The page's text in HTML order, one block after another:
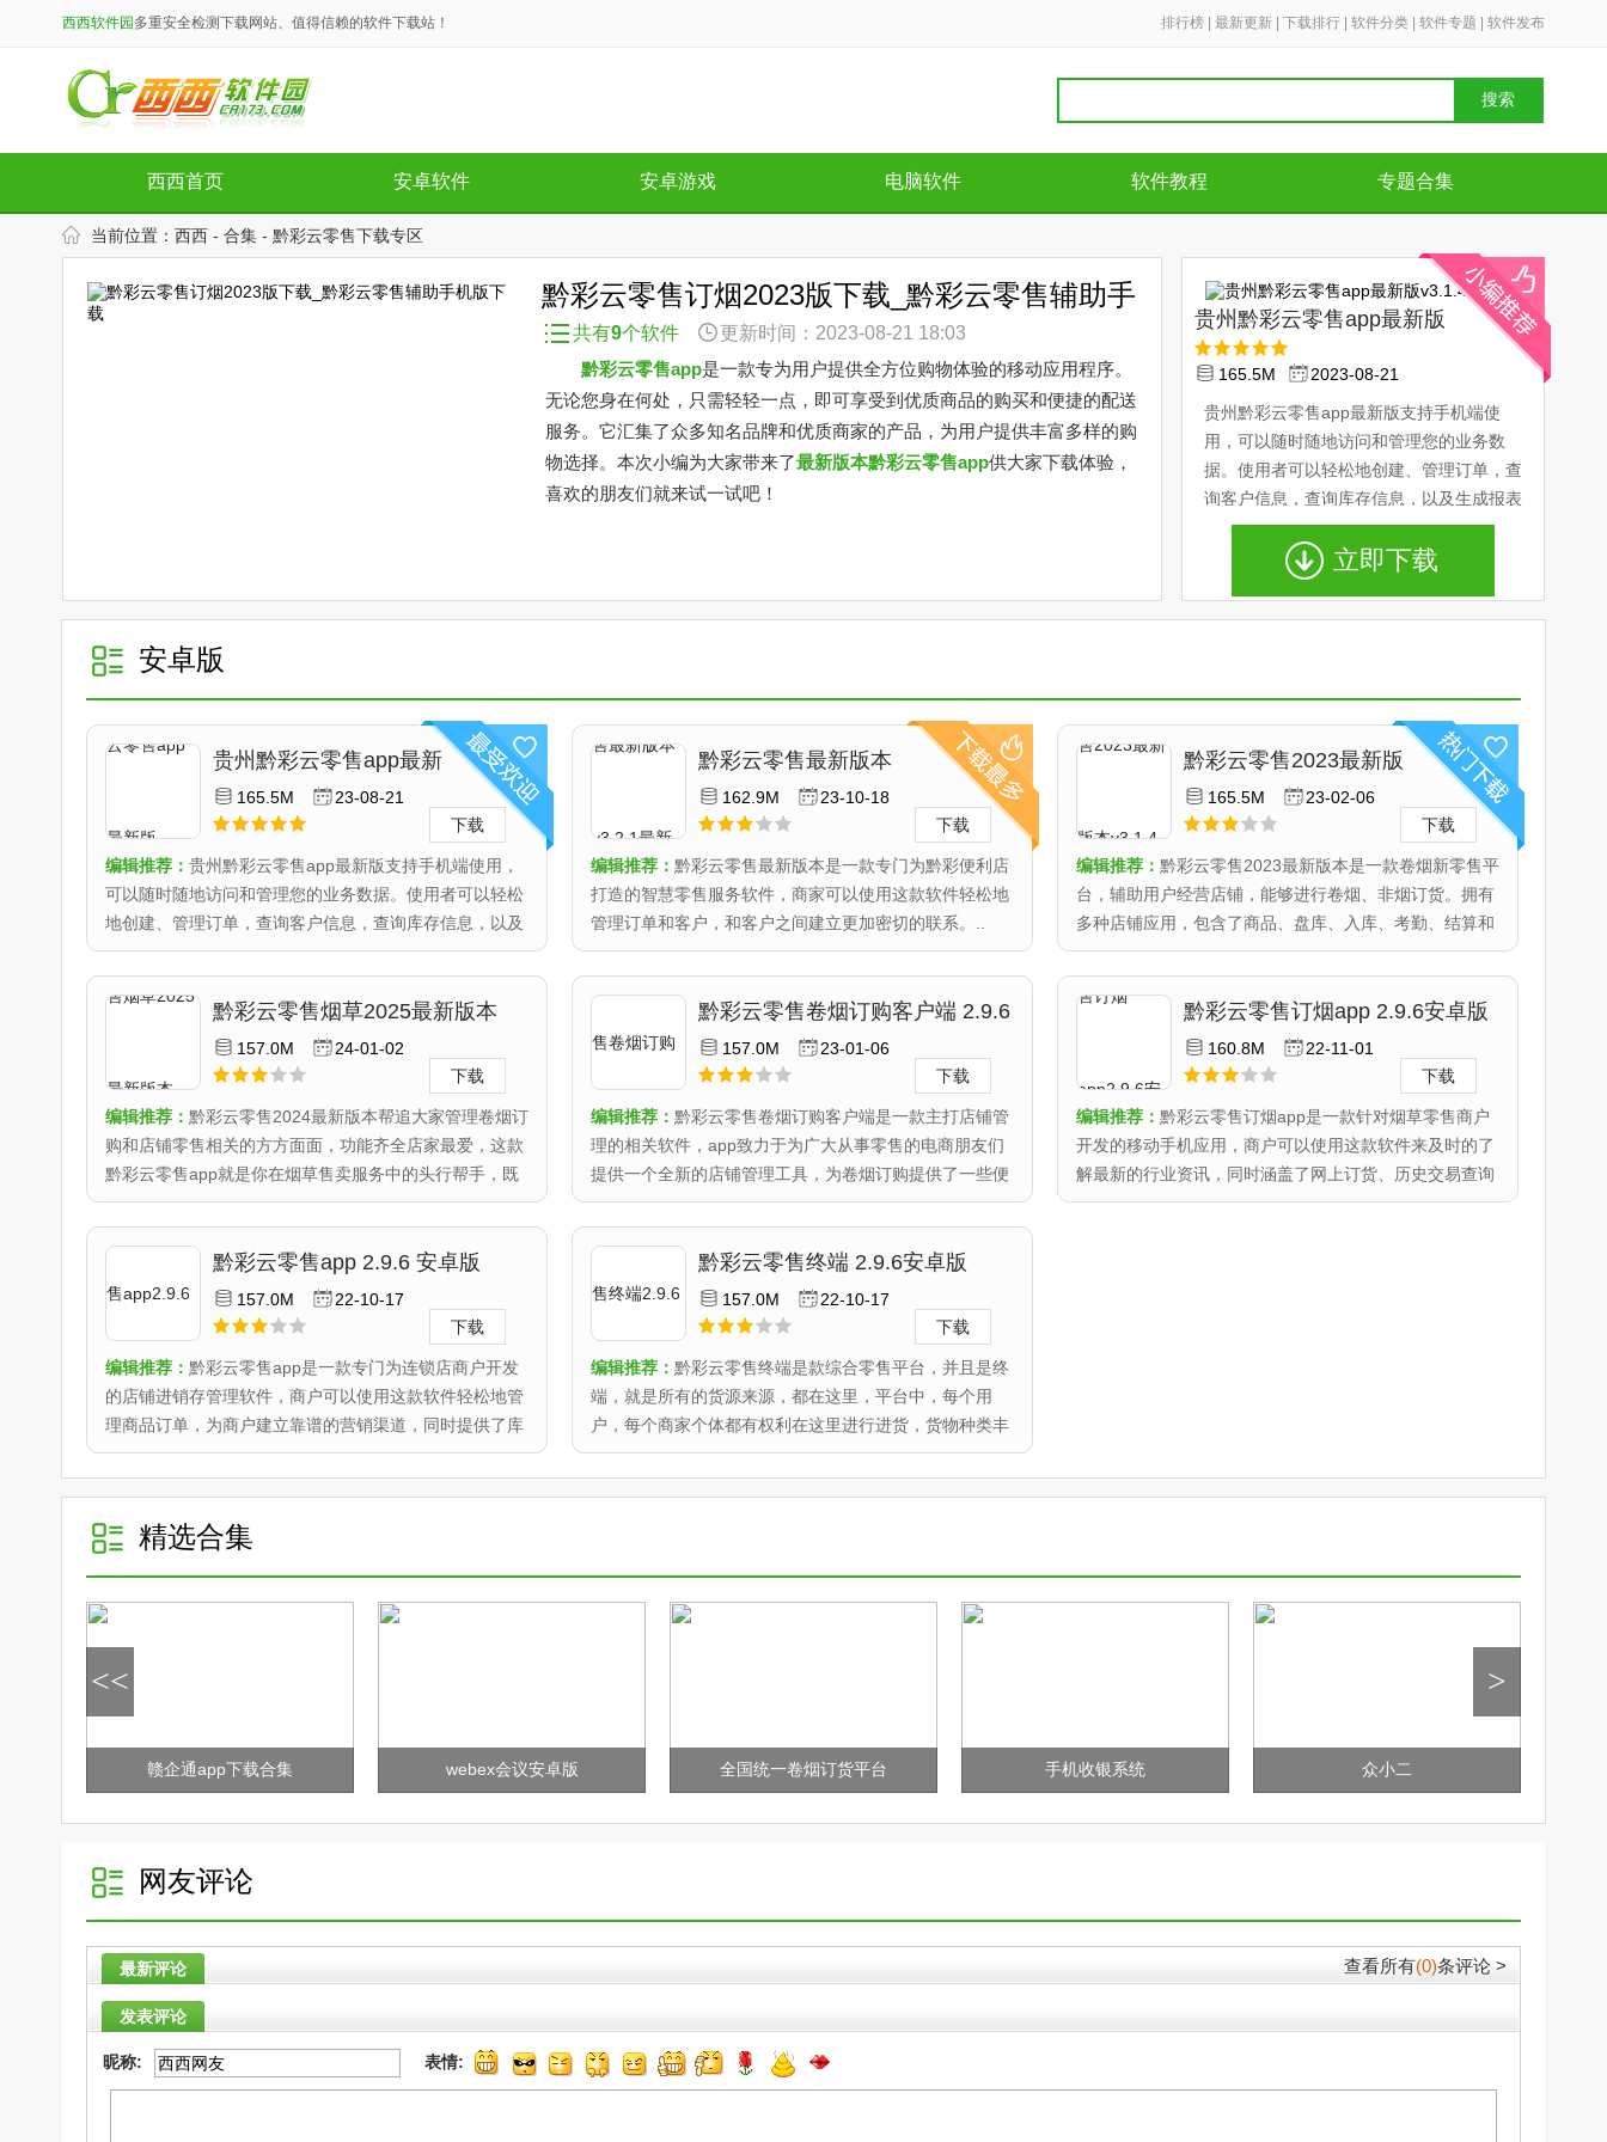
西西软件园 多重安全检测下载网站、值得信赖的软件下载站！ 排行榜 最新更新 下载排行 软件分类 软件专题 软件发布
搜索
西西首页 安卓软件 安卓游戏 电脑软件 软件教程 专题合集
当前位置： 西西 - 合集 - 黔彩云零售下载专区
黔彩云零售订烟2023版下载_黔彩云零售辅助手
机版下载
共有9个软件
更新时间：2023-08-21 18:03
黔彩云零售app是一款专为用户提供全方位购物体验的移动应用程序。
无论您身在何处，只需轻轻一点，即可享受到优质商品的购买和便捷的配送
服务。它汇集了众多知名品牌和优质商家的产品，为用户提供丰富多样的购
物选择。本次小编为大家带来了最新版本黔彩云零售app供大家下载体验，
喜欢的朋友们就来试一试吧！
贵州黔彩云零售app最新版
v3.1.4
165.5M
2023-08-21
贵州黔彩云零售app最新版支持手机端使
用，可以随时随地访问和管理您的业务数
据。使用者可以轻松地创建、管理订单，查
询客户信息，查询库存信息，以及生成报表
和分..
立即下载
安卓版
下载
贵州黔彩云零售app最新
版 v3.1.4
165.5M 23-08-21
编辑推荐： 贵州黔彩云零售app最新版支持手机端使用，
可以随时随地访问和管理您的业务数据。使用者可以轻松
地创建、管理订单，查询客户信息，查询库存信息，以及
生成报表和分..
下载
黔彩云零售最新版本
v3.2.1最新版
162.9M 23-10-18
编辑推荐： 黔彩云零售最新版本是一款专门为黔彩便利店
打造的智慧零售服务软件，商家可以使用这款软件轻松地
管理订单和客户，和客户之间建立更加密切的联系。..
下载
黔彩云零售2023最新版
本 v3.1.4手机版
165.5M 23-02-06
编辑推荐： 黔彩云零售2023最新版本是一款卷烟新零售平
台，辅助用户经营店铺，能够进行卷烟、非烟订货。拥有
多种店铺应用，包含了商品、盘库、入库、考勤、结算和
物料等管理..
下载
黔彩云零售烟草2025最新版本
v2.9.6
157.0M 24-01-02
编辑推荐： 黔彩云零售2024最新版本帮追大家管理卷烟订
购和店铺零售相关的方方面面，功能齐全店家最爱，这款
黔彩云零售app就是你在烟草售卖服务中的头行帮手，既
能够帮助零售..
下载
黔彩云零售卷烟订购客户端 2.9.6
157.0M 23-01-06
编辑推荐： 黔彩云零售卷烟订购客户端是一款主打店铺管
理的相关软件，app致力于为广大从事零售的电商朋友们
提供一个全新的店铺管理工具，为卷烟订购提供了一些便
利的服务，既..
下载
黔彩云零售订烟app 2.9.6安卓版
160.8M 22-11-01
编辑推荐： 黔彩云零售订烟app是一款针对烟草零售商户
开发的移动手机应用，商户可以使用这款软件来及时的了
解最新的行业资讯，同时涵盖了网上订货、历史交易查询
等功能。..
下载
黔彩云零售app 2.9.6 安卓版
157.0M 22-10-17
编辑推荐： 黔彩云零售app是一款专门为连锁店商户开发
的店铺进销存管理软件，商户可以使用这款软件轻松地管
理商品订单，为商户建立靠谱的营销渠道，同时提供了库
存管理。..
下载
黔彩云零售终端 2.9.6安卓版
157.0M 22-10-17
编辑推荐： 黔彩云零售终端是款综合零售平台，并且是终
端，就是所有的货源来源，都在这里，平台中，每个用
户，每个商家个体都有权利在这里进行进货，货物种类丰
富到您可以任..
精选合集
>
<<
/a>
赣企通app下载合集 webex会议安卓版 全国统一卷烟订货平台 手机收银系统 众小二
网友评论
最新评论 查看所有(0)条评论 >
发表评论
昵称: 表情: